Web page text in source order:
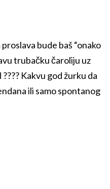
bude baš “onako
trubačku čaroliju uz
Kakvu god žurku da
ili samo spontanog